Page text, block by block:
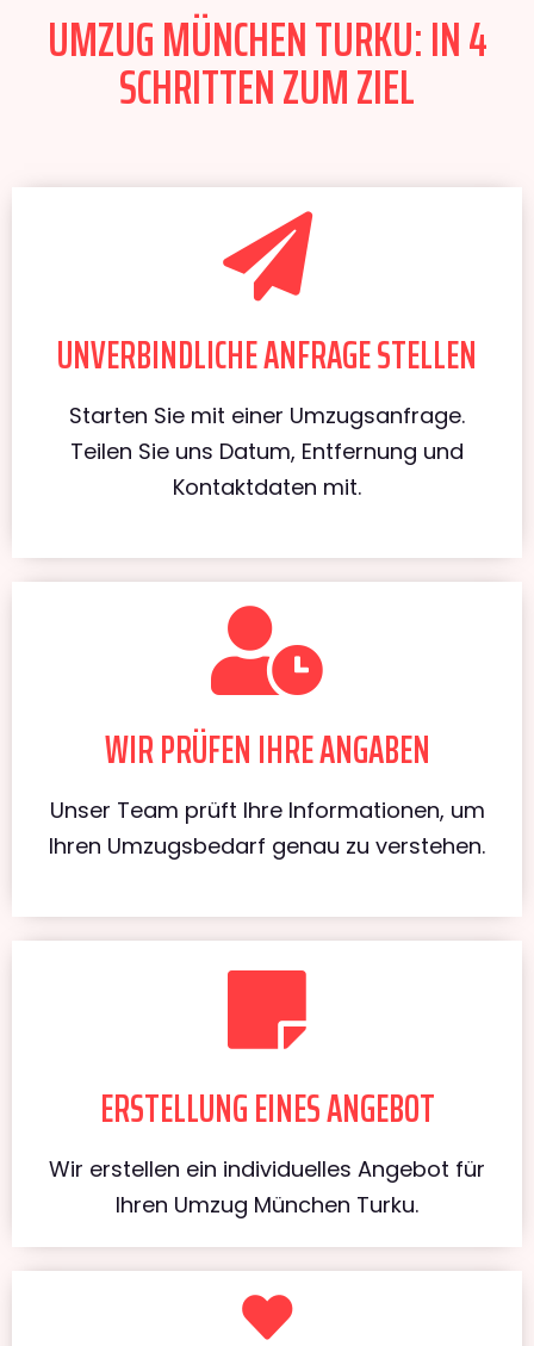
UMZUG MÜNCHEN TURKU: IN 4
SCHRITTEN ZUM ZIEL
UNVERBINDLICHE ANFRAGE STELLEN
Starten Sie mit einer Umzugsanfrage.
Teilen Sie uns Datum, Entfernung und
Kontaktdaten mit.
WIR PRÜFEN IHRE ANGABEN
Unser Team prüft Ihre Informationen, um
Ihren Umzugsbedarf genau zu verstehen.
ERSTELLUNG EINES ANGEBOT
Wir erstellen ein individuelles Angebot für
Ihren Umzug München Turku.